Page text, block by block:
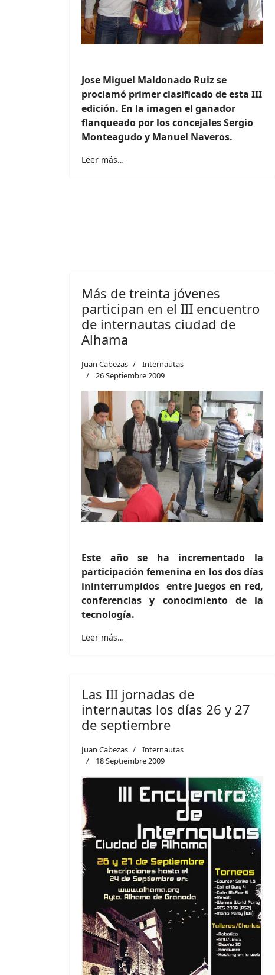
Jose Miguel Maldonado Ruiz se
proclamó primer clasificado de esta III
edición. En la imagen el ganador
flanqueado por los concejales Sergio
Monteagudo y Manuel Naveros.
Leer más…
Más de treinta jóvenes
participan en el III encuentro
de internautas ciudad de
Alhama
Juan Cabezas
Internautas
26 Septiembre 2009
Este año se ha incrementado la
participación femenina en los dos días
ininterrumpidos entre juegos en red,
conferencias y conocimiento de la
tecnología.
Leer más…
Las III jornadas de
internautas los días 26 y 27
de septiembre
Juan Cabezas
Internautas
18 Septiembre 2009